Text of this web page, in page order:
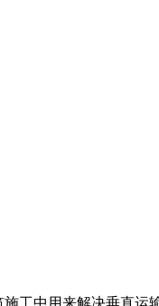
中用来解决垂直运